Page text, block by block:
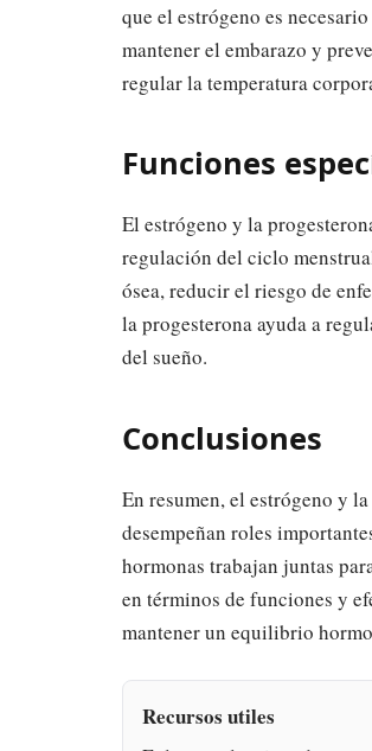
que el estrógeno es
mantener el embarazo y
regular la temperatura
Funciones
El estrógeno y la
regulación del ciclo
ósea, reducir el riesgo de
la progesterona ayuda a
del sueño.
Conclusiones
En resumen, el estrógeno y
desempeñan roles
hormonas trabajan juntas
en términos de funciones y
mantener un equilibrio
Recursos utiles